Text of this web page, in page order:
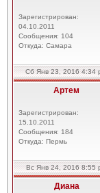
Зарегистрирован:
04.10.2011
Сообщения: 104
Откуда: Самара
Сб Янв 23, 2016 4:34
Артем
Зарегистрирован:
15.10.2011
Сообщения: 184
Откуда: Пермь
Вс Янв 24, 2016 8:55
Диана